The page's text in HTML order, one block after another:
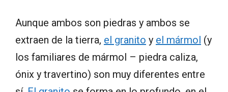
Aunque ambos son piedras y ambos se
extraen de la tierra, el granito y el mármol (y
los familiares de mármol – piedra caliza,
ónix y travertino) son muy diferentes entre